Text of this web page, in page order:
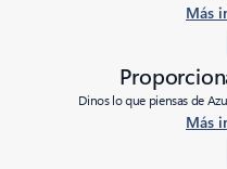
Más
Dinos lo que piensas de
Más